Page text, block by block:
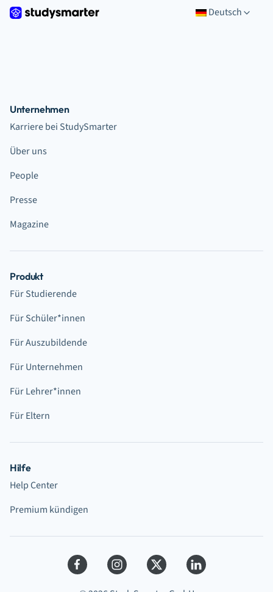
Deutsch
Unternehmen
Karriere bei StudySmarter
Über uns
People
Presse
Magazine
Produkt
Für Studierende
Für Schüler*innen
Für Auszubildende
Für Unternehmen
Für Lehrer*innen
Für Eltern
Hilfe
Help Center
Premium kündigen